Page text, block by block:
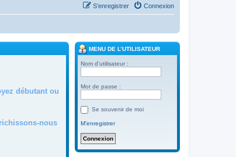
Connexion
S’enregistrer
débutant ou
nous
MENU DE L’UTILISATEUR
Nom d’utilisateur :
Mot de passe :
Se souvenir de moi
M’enregistrer